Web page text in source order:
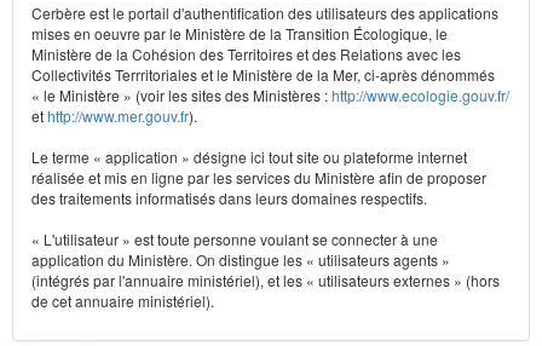
Cerbère est le portail d'authentification des utilisateurs des applications
mises en oeuvre par le Ministère de la Transition Écologique, le
Ministère de la Cohésion des Territoires et des Relations avec les
Collectivités Terrritoriales et le Ministère de la Mer, ci-après dénommés
« le Ministère » (voir les sites des Ministères :http://www.ecologie.gouv.fr/
ethttp://www.mer.gouv.fr).
Le terme « application » désigne ici tout site ou plateforme internet
réalisée et mis en ligne par les services du Ministère afin de proposer
des traitements informatisés dans leurs domaines respectifs.
« L'utilisateur » est toute personne voulant se connecter à une
application du Ministère. On distingue les « utilisateurs agents »
(intégrés par l'annuaire ministériel), et les « utilisateurs externes » (hors
de cet annuaire ministériel).